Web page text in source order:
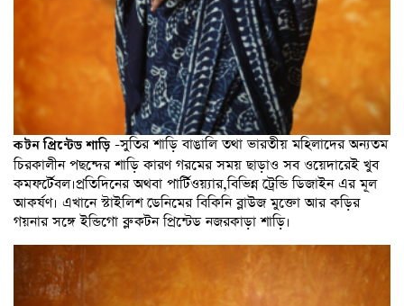
কটন প্রিন্টেড শাড়ি-সুতির শাড়ি বাঙালি তথা ভারতীয় মহিলাদের অন্যতম
চিরকালীন পছন্দের শাড়ি কারণ গরমের সময় ছাড়াও সব ওয়েদারেই খুব
কমফর্টেবল।প্রতিদিনের অথবা পার্টিওয়্যার,বিভিন্ন ট্রেন্ডি ডিজাইন এর মূল
আকর্ষণ। এখানে স্টাইলিশ ডেনিমের বিকিনি ব্লাউজ মুক্তো আর কড়ির
গয়নার সঙ্গে ইন্ডিগো ব্লু কটন প্রিন্টেড নজরকাড়া শাড়ি।